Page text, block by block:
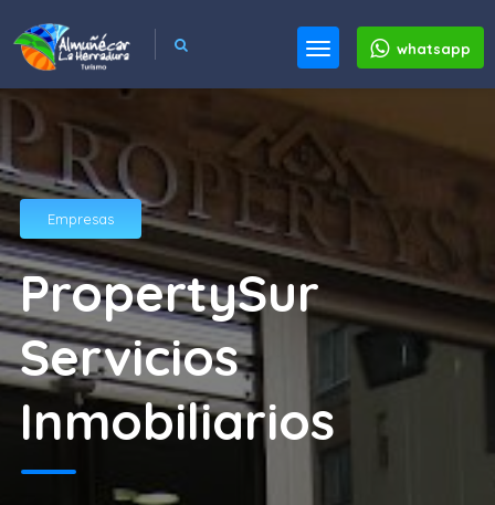
whatsapp
Empresas
PropertySur
Servicios
Inmobiliarios